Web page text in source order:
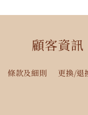
顧客資訊
條款及細則 更換/退